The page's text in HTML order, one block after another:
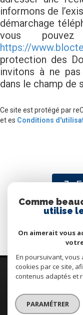
informons de
démarchage
vous
https://
protection des
invitons à ne
dans le champ de
Ce site est protégé par
et es Conditions
© 2026 | Tous droits
Mentions
un
Comme
utilise
On aimerait vous
En poursuivant, vous
cookies par ce site,
contenus adaptés et
PARAMÉTRER